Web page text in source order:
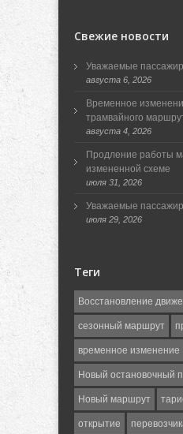
Свежие новости
Уважаемые
августа 6, 2026
Временное
трамвайного
августа 4, 2026
Продление работы
измененной схеме
июля 31, 2026
Уважаемые
июля 29, 2026
Теги
Восстановление
сезонный маршрут
временное изменение
Новый остановочный
Новый маршрут
открытие